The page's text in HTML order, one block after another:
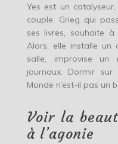
Yes est un
couple. Grieg qui
ses livres, souhaite
Alors, elle installe un
salle, improvise
journaux. Dormir
Monde n’est-il pas un
Voir la
à l’agonie